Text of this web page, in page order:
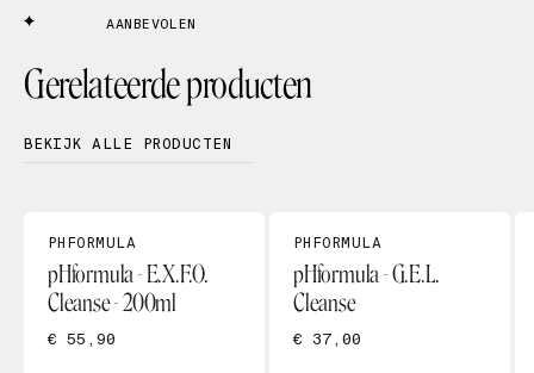
AANBEVOLEN
Gerelateerde producten
BEKIJK ALLE PRODUCTEN
PHFORMULA
pHformula - E.X.F.O.
Cleanse - 200ml
€ 55,90
PHFORMULA
pHformula - G.E.L.
Cleanse
€ 37,00